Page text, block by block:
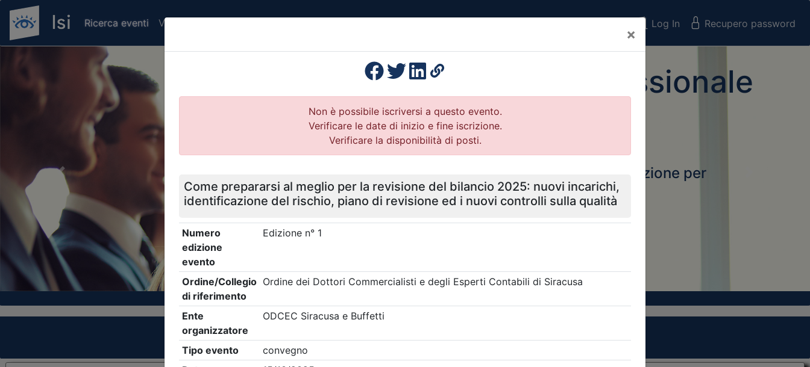
×
Ricerca eventi Verifica attestato di presenza Log In Recupero password
Formazione Professionale
Continua
Il portale della formazione per
Ordini e Collegi
Previous